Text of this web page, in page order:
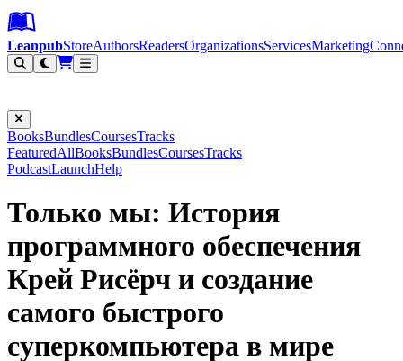
Leanpub Header
Leanpub Navigation
Skip to main content
Go to Leanpub.com
LeanpubStoreAuthorsReadersOrganizationsServicesMarketing
BooksBundlesCoursesTracks
FeaturedAllBooksBundlesCoursesTracks
PodcastLaunchHelp
Только мы: История
программного обеспечения
Крей Рисёрч и создание
самого быстрого
суперкомпьютера в мире